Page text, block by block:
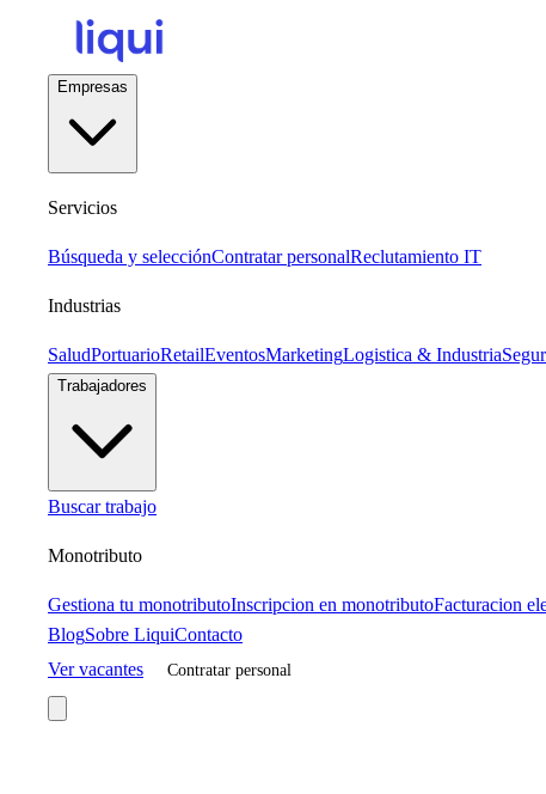
Empresas
Servicios
Búsqueda y selecciónContratar personalReclutamiento IT
Industrias
SaludPortuarioRetailEventosMarketingLogistica & Industria
Trabajadores
Buscar trabajo
Monotributo
Gestiona tu monotributoInscripcion en monotributoFacturacion
BlogSobre LiquiContacto
Ver vacantes
Contratar personal